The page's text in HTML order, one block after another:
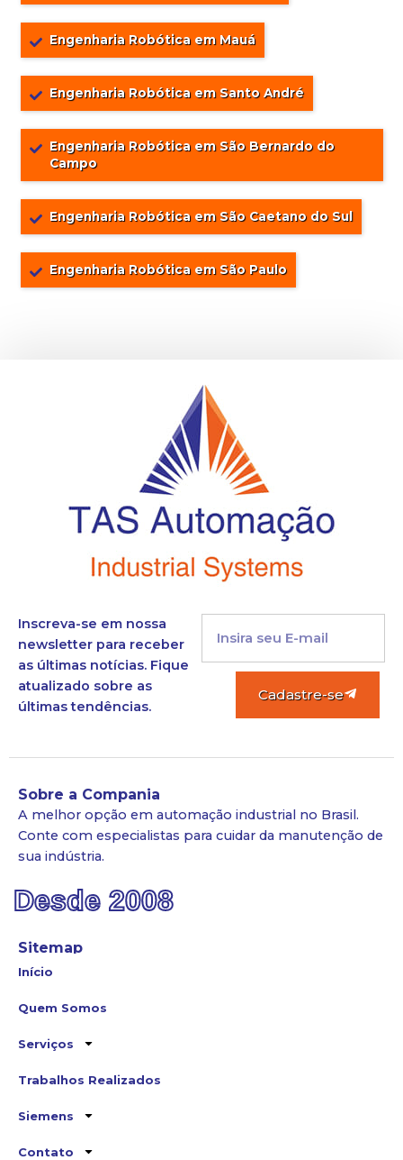
Engenharia Robótica em Mauá
Engenharia Robótica em Santo André
Engenharia Robótica em São Bernardo do
Campo
Engenharia Robótica em São Caetano do Sul
Engenharia Robótica em São Paulo
Inscreva-se em nossa
newsletter para receber
as últimas notícias. Fique
atualizado sobre as
últimas tendências.
Cadastre-se
Sobre a Compania
A melhor opção em automação industrial no Brasil.
Conte com especialistas para cuidar da manutenção de
sua indústria.
Desde 2008
Sitemap
Início
Quem Somos
Serviços
Trabalhos Realizados
Siemens
Contato